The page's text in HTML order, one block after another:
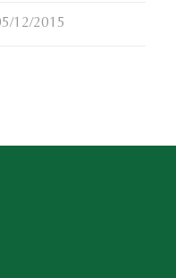
12/2015